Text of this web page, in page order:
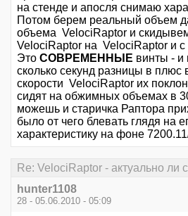
на стенде и апосля снимаю
Потом берем реальный объем
объема VelociRaptor и скидывем
VelociRaptor на VelociRaptor и c
Это СОВРЕМЕННЫЕ винты - и
сколько секунд разницы в плюс
скорости VelociRaptor их
сидят на обжимных объемах в
можешь и старичка Раптора
было от чего блевать глядя на
характеристику на фоне
Re: VelociRaptor - актуально ли
hunter1108
28 - 05.06.2010 - 05:09